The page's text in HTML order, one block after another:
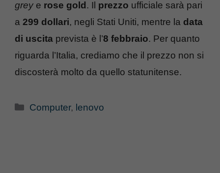
grey e rose gold. Il prezzo ufficiale sarà pari
a 299 dollari, negli Stati Uniti, mentre la data
di uscita prevista è l’8 febbraio. Per quanto
riguarda l’Italia, crediamo che il prezzo non si
discosterà molto da quello statunitense.
Categorie
Computer, lenovo